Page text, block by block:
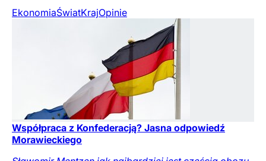
EkonomiaŚwiatKrajOpinie
Współpraca z Konfederacją? Jasna odpowiedź
Morawieckiego